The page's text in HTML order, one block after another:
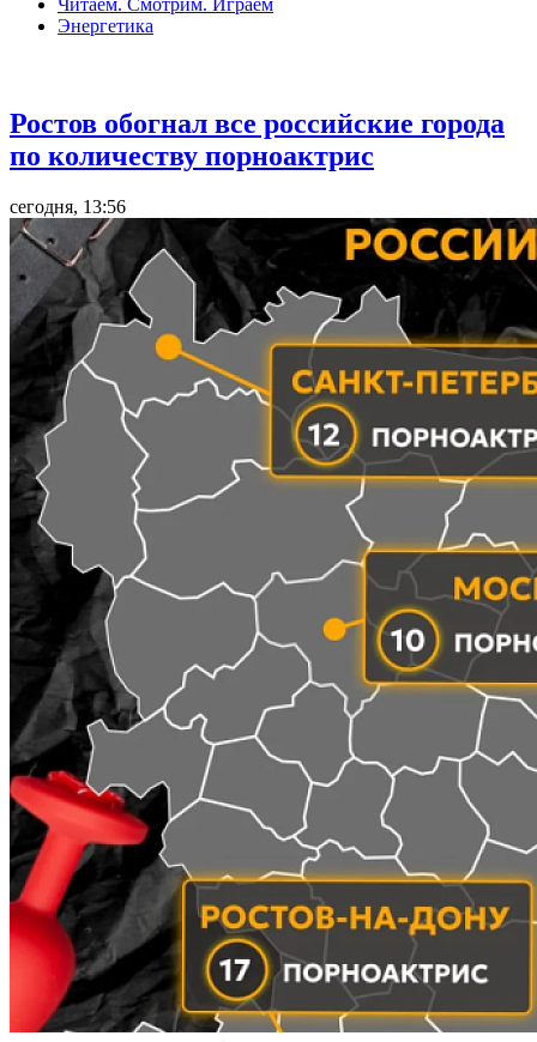
Читаем. Смотрим. Играем
Энергетика
Ростов обогнал все российские города
по количеству порноактрис
сегодня, 13:56